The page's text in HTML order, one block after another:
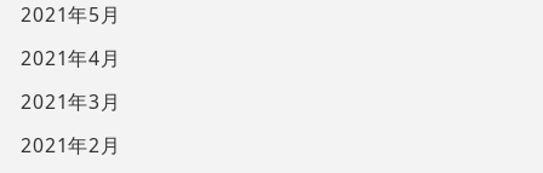
2021年5月
2021年4月
2021年3月
2021年2月